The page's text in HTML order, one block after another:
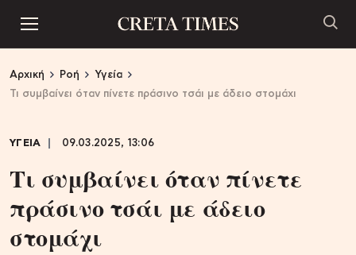
Αρχική Ροή
Υγεία
Τι συμβαίνει όταν πίνετε πράσινο τσάι με άδειο στομάχι
ΥΓΕΙΑ 09.03.2025, 13:06
Τι συμβαίνει όταν πίνετε
πράσινο τσάι με άδειο
στομάχι